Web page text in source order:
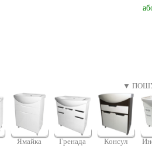
▼
Ямайка Гренада Консул